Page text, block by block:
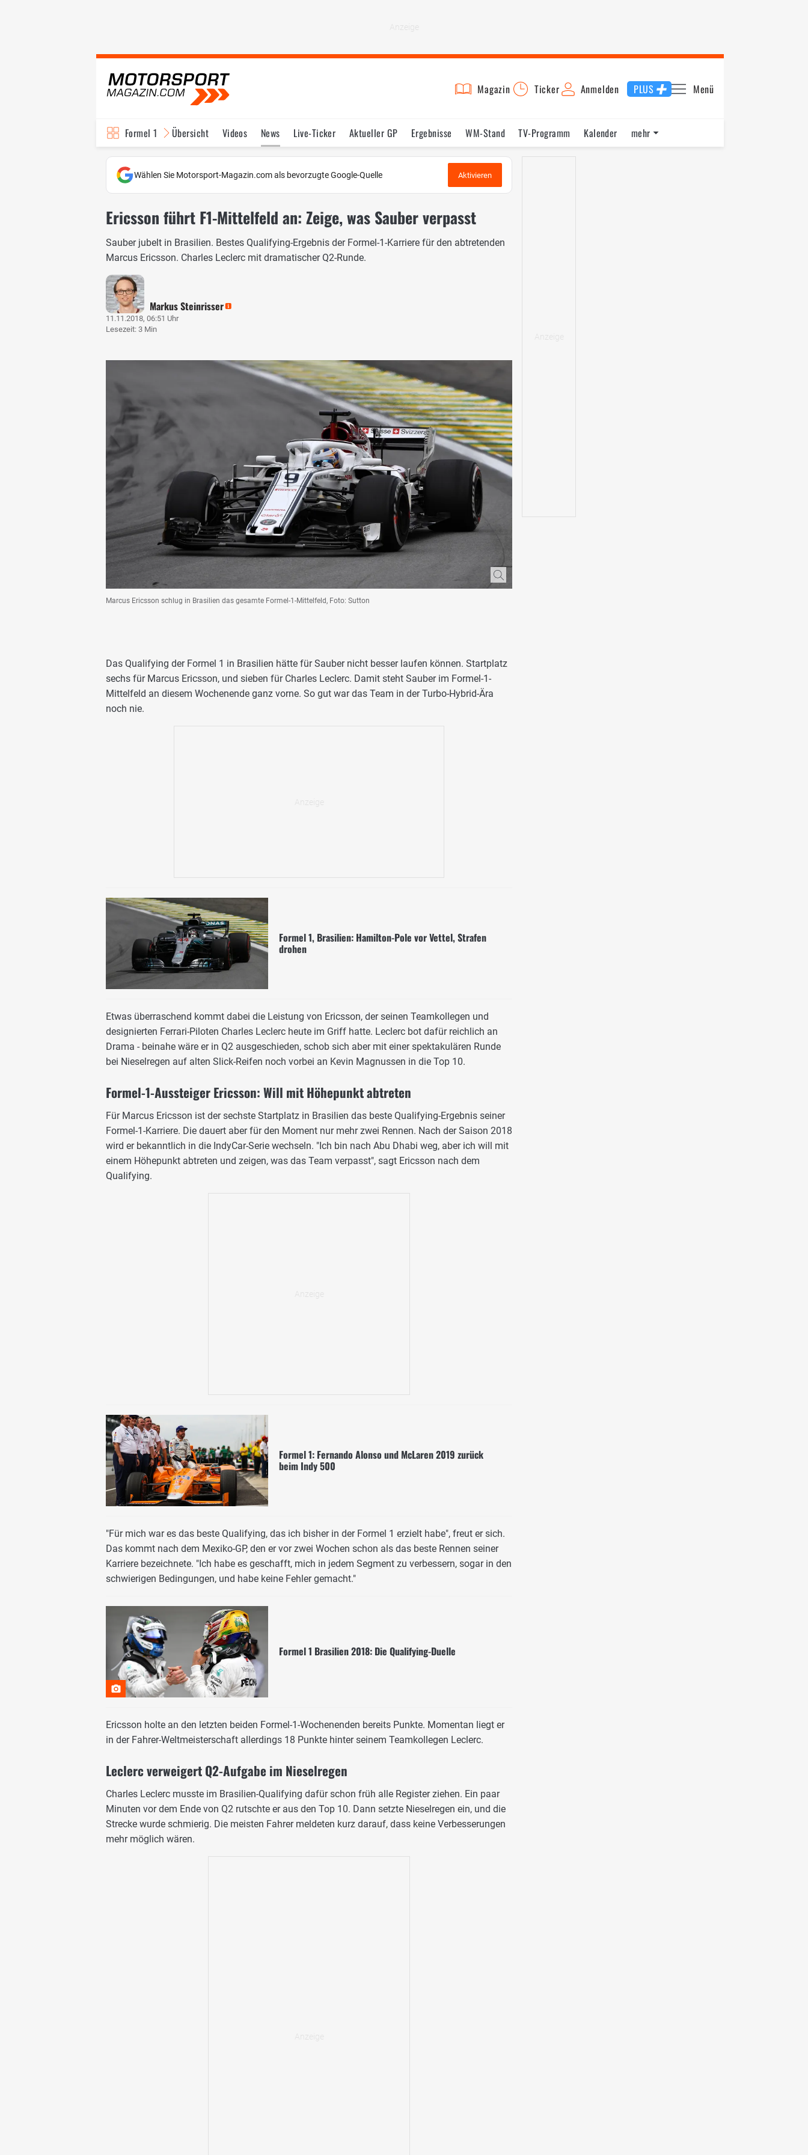
Magazin Ticker Anmelden PLUS Menü
Formel 1 Übersicht Videos News Live-Ticker Aktueller GP Ergebnisse WM-Stand TV-Programm
Kalender
Fahrer & Teams
Bilder Termine Statistik Testfahrten Reglement Lexikon
mehr
Wählen Sie Motorsport-Magazin.com als bevorzugte Google-Quelle Aktivieren
Ericsson führt F1-Mittelfeld an: Zeige, was Sauber verpasst
Sauber jubelt in Brasilien. Bestes Qualifying-Ergebnis der Formel-1-Karriere für den abtretenden
Marcus Ericsson. Charles Leclerc mit dramatischer Q2-Runde.
Markus Steinrisser
11.11.2018, 06:51 Uhr
Lesezeit: 3 Min
Marcus Ericsson schlug in Brasilien das gesamte Formel-1-Mittelfeld, Foto: Sutton
Das Qualifying der Formel 1 in Brasilien hätte für Sauber nicht besser laufen können. Startplatz
sechs für Marcus Ericsson, und sieben für Charles Leclerc. Damit steht Sauber im Formel-1-
Mittelfeld an diesem Wochenende ganz vorne. So gut war das Team in der Turbo-Hybrid-Ära
noch nie.
Formel 1, Brasilien: Hamilton-Pole vor Vettel, Strafen
drohen
Etwas überraschend kommt dabei die Leistung von Ericsson, der seinen Teamkollegen und
designierten Ferrari-Piloten Charles Leclerc heute im Griff hatte. Leclerc bot dafür reichlich an
Drama - beinahe wäre er in Q2 ausgeschieden, schob sich aber mit einer spektakulären Runde
bei Nieselregen auf alten Slick-Reifen noch vorbei an Kevin Magnussen in die Top 10.
Formel-1-Aussteiger Ericsson: Will mit Höhepunkt abtreten
Für Marcus Ericsson ist der sechste Startplatz in Brasilien das beste Qualifying-Ergebnis seiner
Formel-1-Karriere. Die dauert aber für den Moment nur mehr zwei Rennen. Nach der Saison 2018
wird er bekanntlich in die IndyCar-Serie wechseln. "Ich bin nach Abu Dhabi weg, aber ich will mit
einem Höhepunkt abtreten und zeigen, was das Team verpasst", sagt Ericsson nach dem
Qualifying.
Formel 1: Fernando Alonso und McLaren 2019 zurück
beim Indy 500
"Für mich war es das beste Qualifying, das ich bisher in der Formel 1 erzielt habe", freut er sich.
Das kommt nach dem Mexiko-GP, den er vor zwei Wochen schon als das beste Rennen seiner
Karriere bezeichnete. "Ich habe es geschafft, mich in jedem Segment zu verbessern, sogar in den
schwierigen Bedingungen, und habe keine Fehler gemacht."
Formel 1 Brasilien 2018: Die Qualifying-Duelle
Ericsson holte an den letzten beiden Formel-1-Wochenenden bereits Punkte. Momentan liegt er
in der Fahrer-Weltmeisterschaft allerdings 18 Punkte hinter seinem Teamkollegen Leclerc.
Leclerc verweigert Q2-Aufgabe im Nieselregen
Charles Leclerc musste im Brasilien-Qualifying dafür schon früh alle Register ziehen. Ein paar
Minuten vor dem Ende von Q2 rutschte er aus den Top 10. Dann setzte Nieselregen ein, und die
Strecke wurde schmierig. Die meisten Fahrer meldeten kurz darauf, dass keine Verbesserungen
mehr möglich wären.